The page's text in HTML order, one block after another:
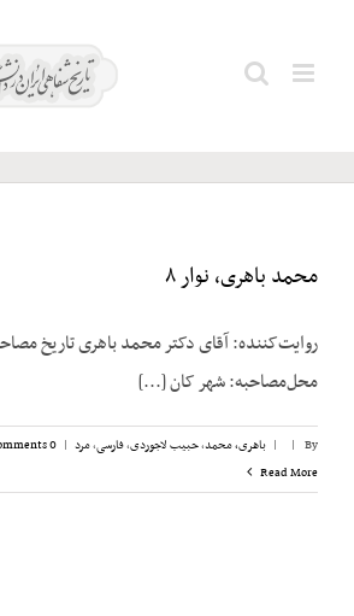
سپاه
محمد باهری، نوار ۸
محل‌مصاحبه: شهر کان [...]
By
|
| باهری، محمد,حبیب لاجوردی,فارسی,مرد |
0 Comments
Read More